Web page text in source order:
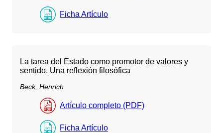
Ficha Artículo
La tarea del Estado como promotor de valores y
sentido. Una reflexión filosófica
Beck, Henrich
Artículo completo (PDF)
Ficha Artículo